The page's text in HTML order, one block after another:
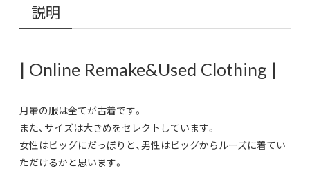
説明
| Online Remake&Used Clothing |
月暈の服は全てが古着です。
また、サイズは大きめをセレクトしています。
女性はビッグにだっぽりと、男性はビッグからルーズに着てい
ただけるかと思います。